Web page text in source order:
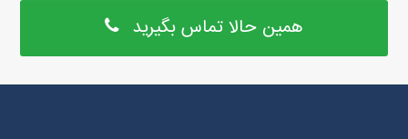
همین حالا تماس بگیرید